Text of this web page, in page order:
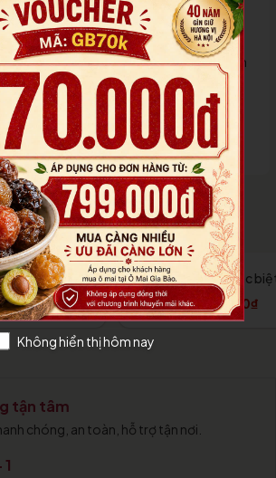
mía,gừng xay nhỏ
họng, viêm phế quản, bổ sung vitamin
chống oxy
QUAN
muội
Mơ mặn đặc
39.000₫
tận tâm
chóng, an toàn, hỗ trợ tận nơi.
Không hiển thị hôm nay